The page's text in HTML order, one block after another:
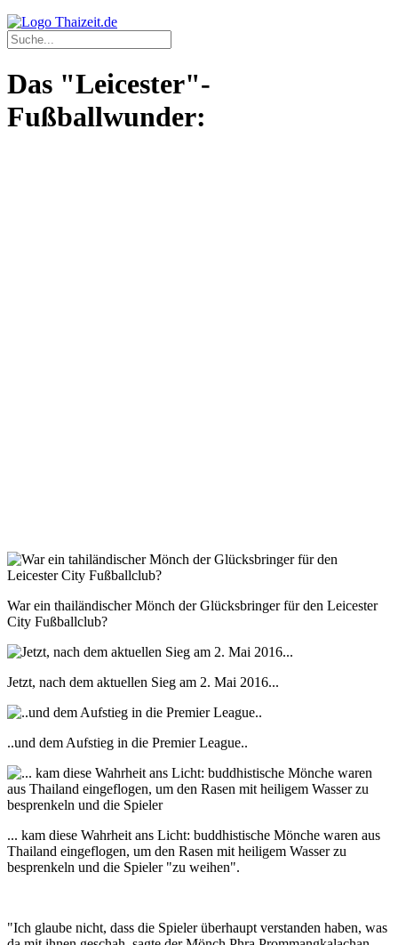
Das "Leicester"-
Fußballwunder:
War ein thailändischer Mönch der Glücksbringer für den Leicester
City Fußballclub?
Jetzt, nach dem aktuellen Sieg am 2. Mai 2016...
..und dem Aufstieg in die Premier League..
... kam diese Wahrheit ans Licht: buddhistische Mönche waren aus
Thailand eingeflogen, um den Rasen mit heiligem Wasser zu
besprenkeln und die Spieler "zu weihen".
"Ich glaube nicht, dass die Spieler überhaupt verstanden haben, was